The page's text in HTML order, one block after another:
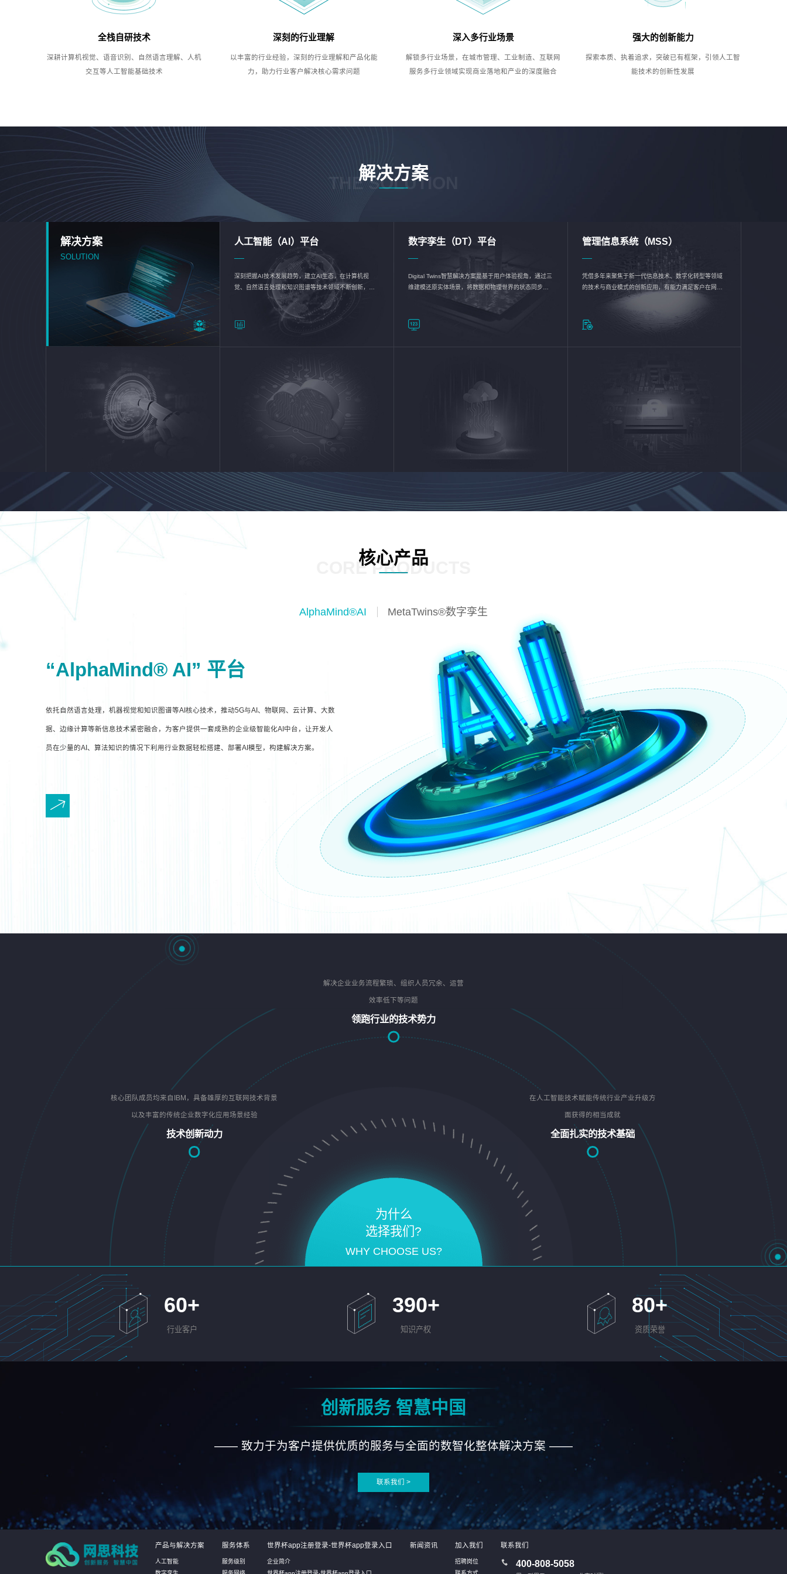
全栈自研技术
深耕计算机视觉、语音识别、自然语言理解、人机
交互等人工智能基础技术
深刻的行业理解
以丰富的行业经验，深刻的行业理解和产品化能
力，助力行业客户解决核心需求问题
深入多行业场景
解锁多行业场景，在城市管理、工业制造、互联网
服务多行业领域实现商业落地和产业的深度融合
强大的创新能力
探索本质、执着追求，突破已有框架，引领人工智
能技术的创新性发展
解决方案
THE SOLUTION
解决方案
SOLUTION
人工智能（AI）平台
深刻把握AI技术发展趋势，建立AI生态，在计算机视
觉、自然语言处理和知识图谱等技术领域不断创新，持
续优化企业数智化转型加速器—AlphaMind®AI能力开放
数字孪生（DT）平台
Digital Twins智慧解决方案是基于用户体验视角，通过三
维建模还原实体场景，将数据和物理世界的状态同步呈
现，使用户对关键数据有更直观的感受，推动各行业完
成智能化转型，实现新旧动能的转换
管理信息系统（MSS）
凭借多年来聚焦于新一代信息技术、数字化转型等领域
的技术与商业模式的创新应用，有能力满足客户在网络
优化、运营维护和信息安全防护等方面的需求，为客户
核心产品
CORE PRODUCTS
AlphaMind®AI MetaTwins®数字孪生
“AlphaMind® AI” 平台
依托自然语言处理，机器视觉和知识图谱等AI核心技术，推动5G与AI、物联网、云计算、大数
据、边缘计算等新信息技术紧密融合，为客户提供一套成熟的企业级智能化AI中台，让开发人
员在少量的AI、算法知识的情况下利用行业数据轻松搭建、部署AI模型，构建解决方案。
为什么
选择我们?
WHY CHOOSE US?
核心团队成员均来自IBM，具备雄厚的互联网技术背景
以及丰富的传统企业数字化应用场景经验
技术创新动力
解决企业业务流程繁琐、组织人员冗余、运营
效率低下等问题
领跑行业的技术势力
在人工智能技术赋能传统行业产业升级方
面获得的相当成就
全面扎实的技术基础
60+
行业客户
390+
知识产权
80+
资质荣誉
创新服务 智慧中国
—— 致力于为客户提供优质的服务与全面的数智化整体解决方案 ——
联系我们 >
产品与解决方案
人工智能
服务体系
服务级别
世界杯app注册登录-世界杯app登录入口
企业简介
新闻资讯 加入我们
招聘岗位
联系我们
400-808-5058